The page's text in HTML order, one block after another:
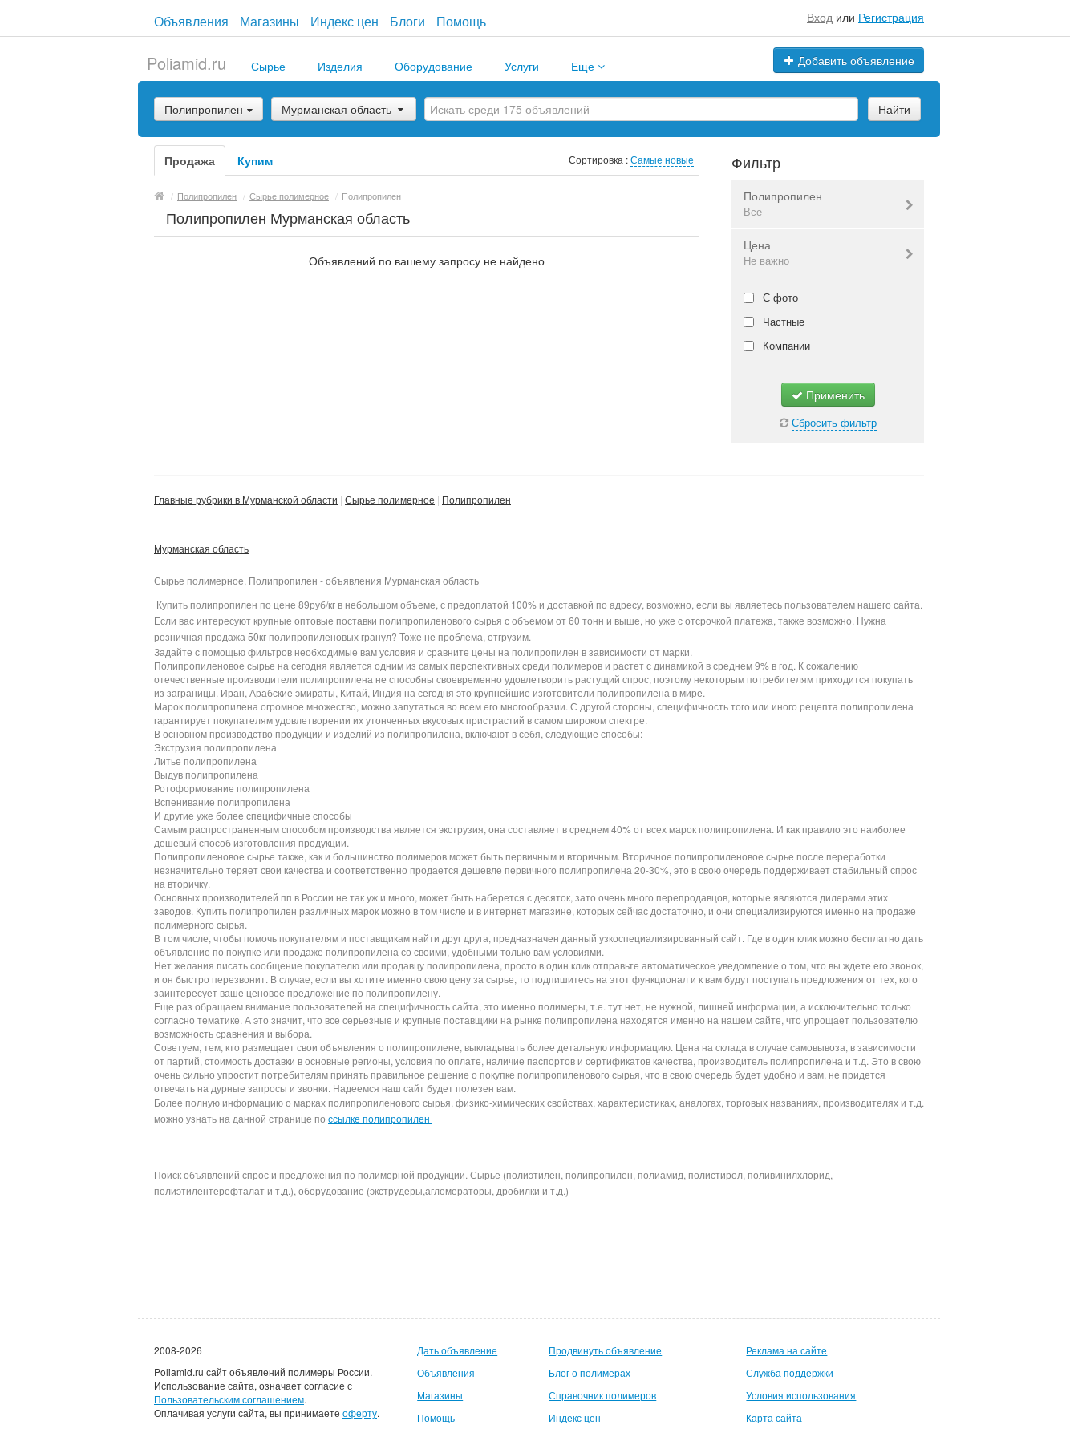
Объявления Магазины Индекс цен Блоги Помощь Вход или Регистрация
Добавить объявление
Poliamid.ru Сырье Изделия Оборудование Услуги Еще
Полипропилен Мурманская область Найти
Продажа Купим Сортировка :Самые новые
/ Полипропилен / Сырье полимерное / Полипропилен
Полипропилен Мурманская область
Объявлений по вашему запросу не найдено
Фильтр
Полипропилен
Все
Все
Цена
Не важно
Валюта:руб.
С фото
Частные
Компании
Применить
Сбросить фильтр
Главные рубрики в Мурманской области Сырье полимерное Полипропилен
Мурманская область
Сырье полимерное, Полипропилен - объявления Мурманская область
Купить полипропилен по цене 89руб/кг в небольшом объеме, с предоплатой 100% и доставкой по адресу, возможно, если вы являетесь пользователем нашего сайта.
Если вас интересуют крупные оптовые поставки полипропиленового сырья с объемом от 60 тонн и выше, но уже с отсрочкой платежа, также возможно. Нужна
розничная продажа 50кг полипропиленовых гранул? Тоже не проблема, отгрузим.
Задайте с помощью фильтров необходимые вам условия и сравните цены на полипропилен в зависимости от марки.
Полипропиленовое сырье на сегодня является одним из самых перспективных среди полимеров и растет с динамикой в среднем 9% в год. К сожалению
отечественные производители полипропилена не способны своевременно удовлетворить растущий спрос, поэтому некоторым потребителям приходится покупать
из заграницы. Иран, Арабские эмираты, Китай, Индия на сегодня это крупнейшие изготовители полипропилена в мире.
Марок полипропилена огромное множество, можно запутаться во всем его многообразии. С другой стороны, специфичность того или иного рецепта полипропилена
гарантирует покупателям удовлетворении их утонченных вкусовых пристрастий в самом широком спектре.
В основном производство продукции и изделий из полипропилена, включают в себя, следующие способы:
Экструзия полипропилена
Литье полипропилена
Выдув полипропилена
Ротоформование полипропилена
Вспенивание полипропилена
И другие уже более специфичные способы
Самым распространенным способом производства является экструзия, она составляет в среднем 40% от всех марок полипропилена. И как правило это наиболее
дешевый способ изготовления продукции.
Полипропиленовое сырье также, как и большинство полимеров может быть первичным и вторичным. Вторичное полипропиленовое сырье после переработки
незначительно теряет свои качества и соответственно продается дешевле первичного полипропилена 20-30%, это в свою очередь поддерживает стабильный спрос
на вторичку.
Основных производителей пп в России не так уж и много, может быть наберется с десяток, зато очень много перепродавцов, которые являются дилерами этих
заводов. Купить полипропилен различных марок можно в том числе и в интернет магазине, которых сейчас достаточно, и они специализируются именно на продаже
полимерного сырья.
В том числе, чтобы помочь покупателям и поставщикам найти друг друга, предназначен данный узкоспециализированный сайт. Где в один клик можно бесплатно дать
объявление по покупке или продаже полипропилена со своими, удобными только вам условиями.
Нет желания писать сообщение покупателю или продавцу полипропилена, просто в один клик отправьте автоматическое уведомление о том, что вы ждете его звонок,
и он быстро перезвонит. В случае, если вы хотите именно свою цену за сырье, то подпишитесь на этот функционал и к вам будут поступать предложения от тех, кого
заинтересует ваше ценовое предложение по полипропилену.
Еще раз обращаем внимание пользователей на специфичность сайта, это именно полимеры, т.е. тут нет, не нужной, лишней информации, а исключительно только
согласно тематике. А это значит, что все серьезные и крупные поставщики на рынке полипропилена находятся именно на нашем сайте, что упрощает пользователю
возможность сравнения и выбора.
Советуем, тем, кто размещает свои объявления о полипропилене, выкладывать более детальную информацию. Цена на склада в случае самовывоза, в зависимости
от партий, стоимость доставки в основные регионы, условия по оплате, наличие паспортов и сертификатов качества, производитель полипропилена и т.д. Это в свою
очень сильно упростит потребителям принять правильное решение о покупке полипропиленового сырья, что в свою очередь будет удобно и вам, не придется
отвечать на дурные запросы и звонки. Надеемся наш сайт будет полезен вам.
Более полную информацию о марках полипропиленового сырья, физико-химических свойствах, характеристиках, аналогах, торговых названиях, производителях и т.д.
можно узнать на данной странице по ссылке полипропилен
Поиск объявлений спрос и предложения по полимерной продукции. Сырье (полиэтилен, полипропилен, полиамид, полистирол, поливинилхлорид,
полиэтилентерефталат и т.д.), оборудование (экструдеры,агломераторы, дробилки и т.д.)
2008-2026
Poliamid.ru сайт объявлений полимеры России.
Использование сайта, означает согласие с
Пользовательским соглашением.
Оплачивая услуги сайта, вы принимаете оферту.
Дать объявление
Объявления
Магазины
Помощь
Продвинуть объявление
Блог о полимерах
Справочник полимеров
Индекс цен
Реклама на сайте
Служба поддержки
Условия использования
Карта сайта